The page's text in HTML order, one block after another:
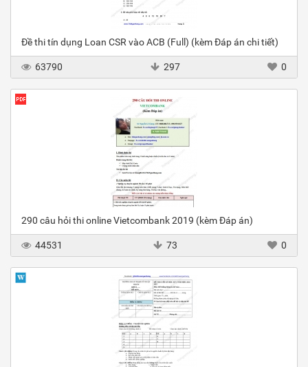
Đề thi tín dụng Loan CSR vào ACB (Full) (kèm Đáp án chi tiết)
63790 297 0
290 câu hỏi thi online Vietcombank 2019 (kèm Đáp án)
44531 73 0